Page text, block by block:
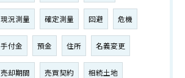
現況測量 確定測量 回避 危機
手付金 預金 住所 名義変更
売却期間 売買契約 相続土地